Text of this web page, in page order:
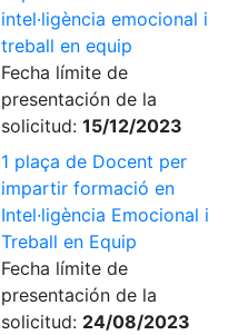
intel·ligència emocional i
treball en equip
Fecha límite de
presentación de la
solicitud: 15/12/2023
1 plaça de Docent per
impartir formació en
Intel·ligència Emocional i
Treball en Equip
Fecha límite de
presentación de la
solicitud: 24/08/2023